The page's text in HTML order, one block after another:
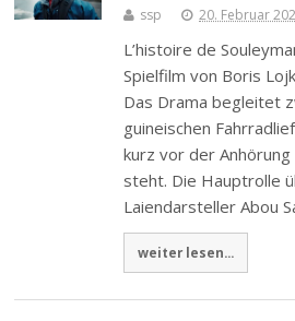
ssp 20. Februar
L’histoire de
Spielfilm von Boris
Das Drama begleitet
guineischen
kurz vor der
steht. Die Hauptrolle
Laiendarsteller Abou
weiter lesen...